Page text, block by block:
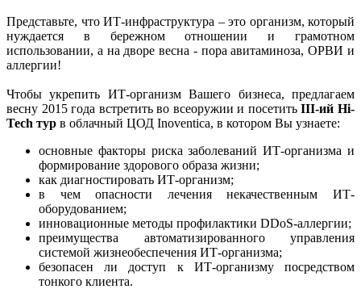
Представьте, что ИТ-инфраструктура – это организм, который
нуждается в бережном отношении и грамотном
использовании, а на дворе весна - пора авитаминоза, ОРВИ и
аллергии!
Чтобы укрепить ИТ-организм Вашего бизнеса, предлагаем
весну 2015 года встретить во всеоружии и посетитьIII-ий Hi-
Tech тур в облачный ЦОД Inoventica, в котором Вы узнаете:
основные факторы риска заболеваний ИТ-организма и
формирование здорового образа жизни;
как диагностировать ИТ-организм;
в чем опасности лечения некачественным ИТ-
оборудованием;
инновационные методы профилактики DDoS-аллергии;
преимущества автоматизированного управления
системой жизнеобеспечения ИТ-организма;
безопасен ли доступ к ИТ-организму посредством
тонкого клиента.